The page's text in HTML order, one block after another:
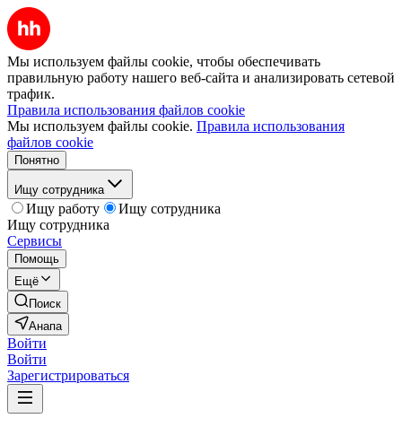
Мы используем файлы cookie, чтобы обеспечивать
правильную работу нашего веб-сайта и анализировать сетевой
трафик.
Правила использования файлов cookie
Мы используем файлы cookie. Правила использования
файлов cookie
Понятно
Ищу сотрудника
Ищу работу
Ищу сотрудника
Ищу сотрудника
Сервисы
Помощь
Ещё
Поиск
Анапа
Войти
Войти
Зарегистрироваться